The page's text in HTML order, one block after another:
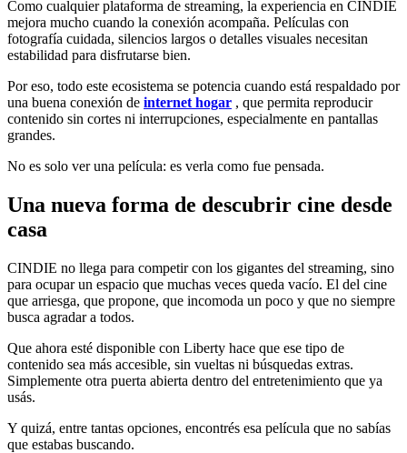
Como cualquier plataforma de streaming, la experiencia en CINDIE
mejora mucho cuando la conexión acompaña. Películas con
fotografía cuidada, silencios largos o detalles visuales necesitan
estabilidad para disfrutarse bien.
Por eso, todo este ecosistema se potencia cuando está respaldado por
una buena conexión de internet hogar , que permita reproducir
contenido sin cortes ni interrupciones, especialmente en pantallas
grandes.
No es solo ver una película: es verla como fue pensada.
Una nueva forma de descubrir cine desde
casa
CINDIE no llega para competir con los gigantes del streaming, sino
para ocupar un espacio que muchas veces queda vacío. El del cine
que arriesga, que propone, que incomoda un poco y que no siempre
busca agradar a todos.
Que ahora esté disponible con Liberty hace que ese tipo de
contenido sea más accesible, sin vueltas ni búsquedas extras.
Simplemente otra puerta abierta dentro del entretenimiento que ya
usás.
Y quizá, entre tantas opciones, encontrés esa película que no sabías
que estabas buscando.